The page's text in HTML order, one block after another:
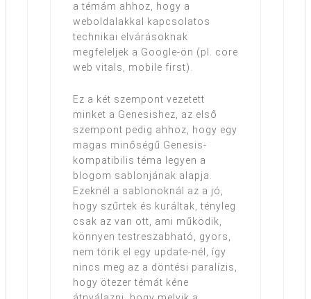
a témám ahhoz, hogy a
weboldalakkal kapcsolatos
technikai elvárásoknak
megfeleljek a Google-ön (pl. core
web vitals, mobile first).
Ez a két szempont vezetett
minket a Genesishez, az első
szempont pedig ahhoz, hogy egy
magas minőségű Genesis-
kompatibilis téma legyen a
blogom sablonjának alapja.
Ezeknél a sablonoknál az a jó,
hogy szűrtek és kuráltak, tényleg
csak az van ott, ami működik,
könnyen testreszabható, gyors,
nem törik el egy update-nél, így
nincs meg az a döntési paralízis,
hogy ötezer témát kéne